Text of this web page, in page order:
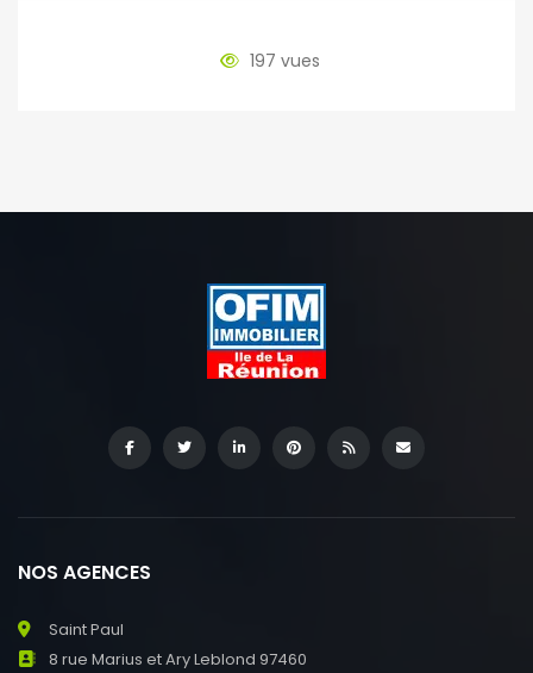
197 vues
NOS AGENCES
Saint Paul
8 rue Marius et Ary Leblond 97460